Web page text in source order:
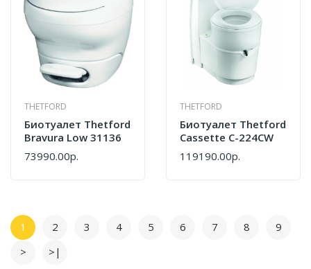
THETFORD
Биотуалет Thetford
Bravura Low 31136
73990.00р.
THETFORD
Биотуалет Thetford
Cassette C-224CW
119190.00р.
1 2 3 4 5 6 7 8
9
>
>|